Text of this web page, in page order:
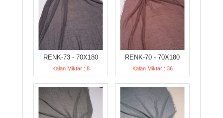
RENK-73 - 70X180
Kalan Miktar : 8
RENK-70 - 70X180
Kalan Miktar : 36